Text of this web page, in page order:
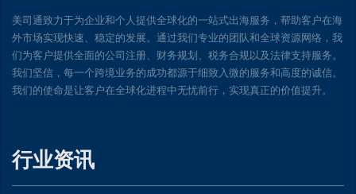
美司通致力于为企业和个人提供全球化的一站式出海服务，帮助客户在海
外市场实现快速、稳定的发展。通过我们专业的团队和全球资源网络，我
们为客户提供全面的公司注册、财务规划、税务合规以及法律支持服务。
我们坚信，每一个跨境业务的成功都源于细致入微的服务和高度的诚信。
我们的使命是让客户在全球化进程中无忧前行，实现真正的价值提升。
行业资讯